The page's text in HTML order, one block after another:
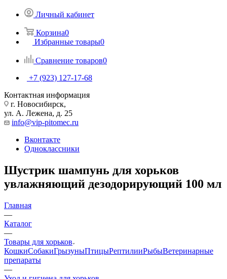
Личный кабинет
Корзина0
Избранные товары0
Сравнение товаров0
+7 (923) 127-17-68
Контактная информация
г. Новосибирск,
ул. А. Лежена, д. 25
info@vip-pitomec.ru
Вконтакте
Одноклассники
Шустрик шампунь для хорьков
увлажняющий дезодорирующий 100 мл
Главная
—
Каталог
—
Товары для хорьков
КошкиСобакиГрызуныПтицыРептилииРыбыВетеринарные
препараты
—